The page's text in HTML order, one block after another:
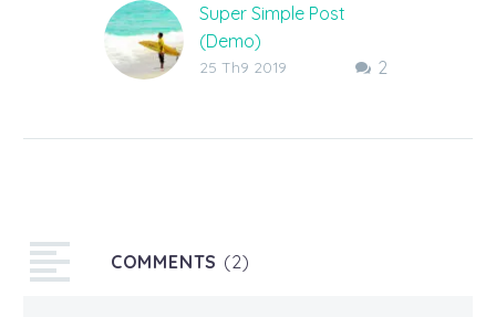
Super Simple Post
(Demo)
Lorem ipsum dolor sit 2
25 Th9 2019
COMMENTS (2)